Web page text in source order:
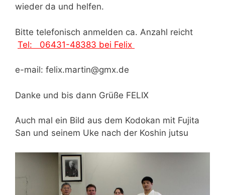
wieder da und helfen.
Bitte telefonisch anmelden ca. Anzahl reicht
Tel: 06431-48383 bei Felix
e-mail: felix.martin@gmx.de
Danke und bis dann Grüße FELIX
Auch mal ein Bild aus dem Kodokan mit Fujita
San und seinem Uke nach der Koshin jutsu